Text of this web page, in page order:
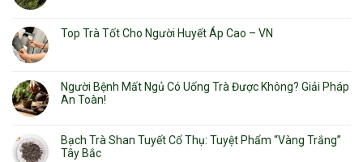
Top Trà Tốt Cho Người Huyết Áp Cao – VN
Người Bệnh Mất Ngủ Có Uống Trà Được Không? Giải Pháp
An Toàn!
Bạch Trà Shan Tuyết Cổ Thụ: Tuyệt Phẩm “Vàng Trắng”
Tây Bắc